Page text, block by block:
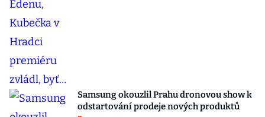
Samsung okouzlil Prahu dronovou show k
odstartování prodeje nových produktů